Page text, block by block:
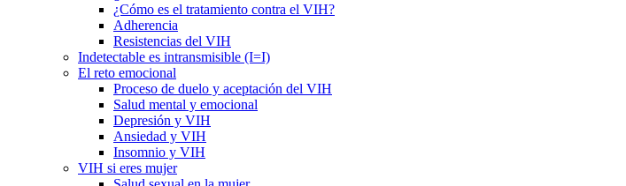
¿Cómo es el tratamiento contra el VIH?
Adherencia
Resistencias del VIH
Indetectable es intransmisible (I=I)
El reto emocional
Proceso de duelo y aceptación del VIH
Salud mental y emocional
Depresión y VIH
Ansiedad y VIH
Insomnio y VIH
VIH si eres mujer